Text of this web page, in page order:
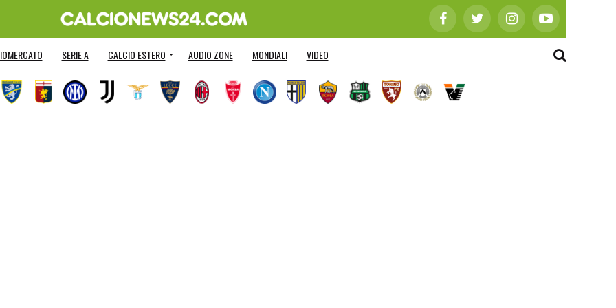
SERIE A CALCIO ESTERO AUDIO ZONE MONDIALI VIDEO